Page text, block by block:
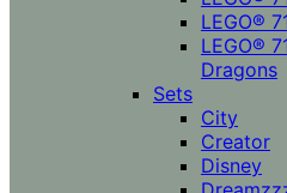
LEGO®
LEGO®
Dragons
Sets
City
Creator
Disney